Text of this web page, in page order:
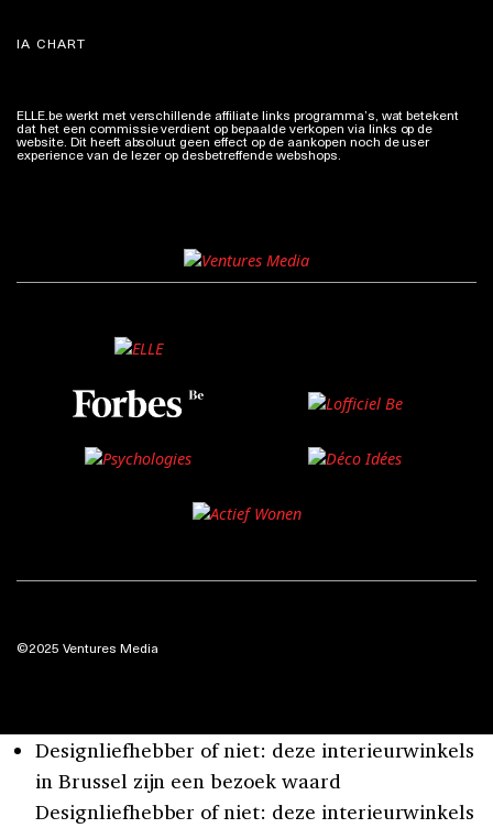
IA CHART
ELLE.be werkt met verschillende affiliate links programma’s, wat betekent
dat het een commissie verdient op bepaalde verkopen via links op de
website. Dit heeft absoluut geen effect op de aankopen noch de user
experience van de lezer op desbetreffende webshops.
©2025 Ventures Media
Designliefhebber of niet: deze interieurwinkels
in Brussel zijn een bezoek waard
Designliefhebber of niet: deze interieurwinkels